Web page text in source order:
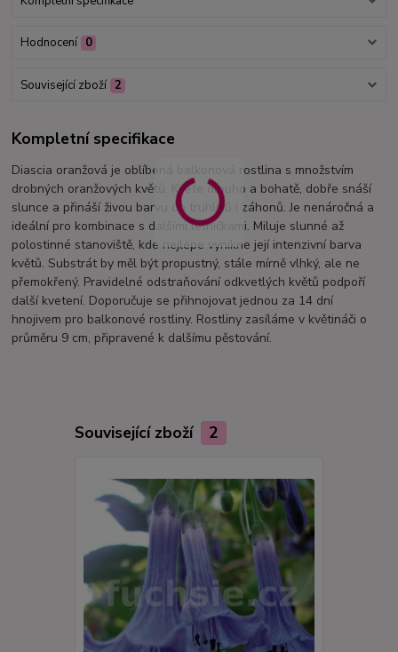
Hodnocení 0
Související zboží 2
Kompletní specifikace
Diascia oranžová je oblíbená balkonová rostlina s množstvím
drobných oranžových květů. Kvete dlouho a bohatě, dobře snáší
slunce a přináší živou barvu do truhlíků i záhonů. Je nenáročná a
ideální pro kombinace s dalšími letničkami. Miluje slunné až
polostinné stanoviště, kde nejlépe vynikne její intenzivní barva
květů. Substrát by měl být propustný, stále mírně vlhký, ale ne
přemokřený. Pravidelné odstraňování odkvetlých květů podpoří
další kvetení. Doporučuje se přihnojovat jednou za 14 dní
hnojivem pro balkonové rostliny. Rostliny zasíláme v květináči o
průměru 9 cm, připravené k dalšímu pěstování.
Související zboží 2